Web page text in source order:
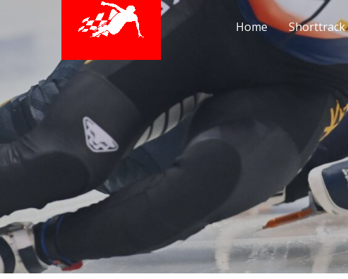
Home Shorttrack